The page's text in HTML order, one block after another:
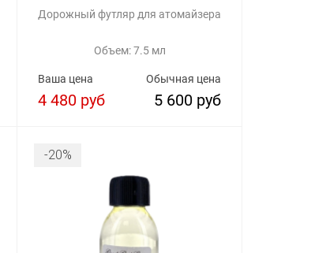
Дорожный футляр для атомайзера
Объем: 7.5 мл
Обычная цена
5 600 руб
Ваша цена
4 480 руб
-20%